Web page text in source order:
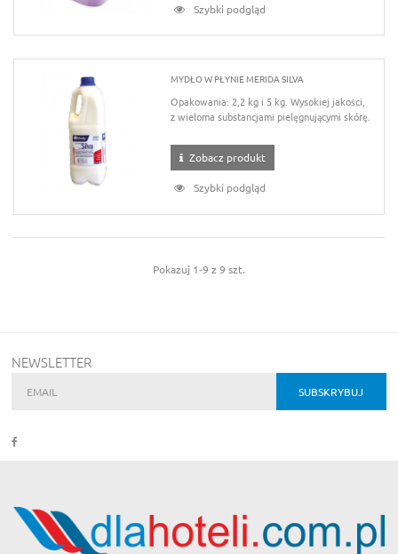
Szybki podgląd
MYDŁO W PŁYNIE MERIDA SILVA
Opakowania: 2,2 kg i 5 kg. Wysokiej jakości,
z wieloma substancjami pielęgnującymi skórę.
Zobacz produkt
Szybki podgląd
Pokazuj 1-9 z 9 szt.
NEWSLETTER